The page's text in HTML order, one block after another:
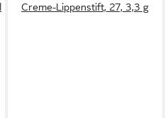
Creme-Lippenstift, 27, 3,3 g